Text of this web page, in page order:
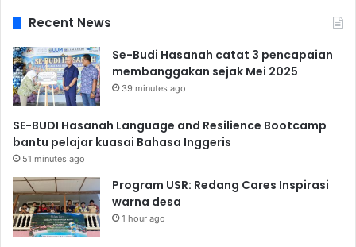
Recent News
Se-Budi Hasanah catat 3 pencapaian
membanggakan sejak Mei 2025
39 minutes ago
SE-BUDI Hasanah Language and Resilience Bootcamp
bantu pelajar kuasai Bahasa Inggeris
51 minutes ago
Program USR: Redang Cares Inspirasi
warna desa
1 hour ago